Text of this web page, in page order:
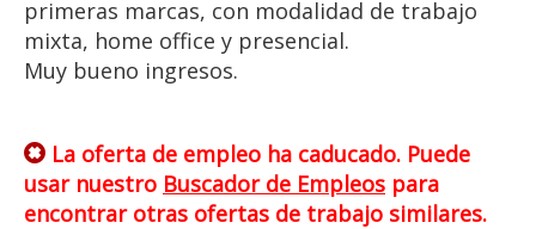
primeras marcas, con modalidad de trabajo
mixta, home office y presencial.
Muy bueno ingresos.
La oferta de empleo ha caducado. Puede
usar nuestro Buscador de Empleos para
encontrar otras ofertas de trabajo similares.